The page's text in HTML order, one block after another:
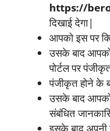
https://
दिखाई देगा|
आपको इस पर
उसके बाद
पोर्टल पर
पंजीकृत होने के
उसके बाद आपको
संबंधित